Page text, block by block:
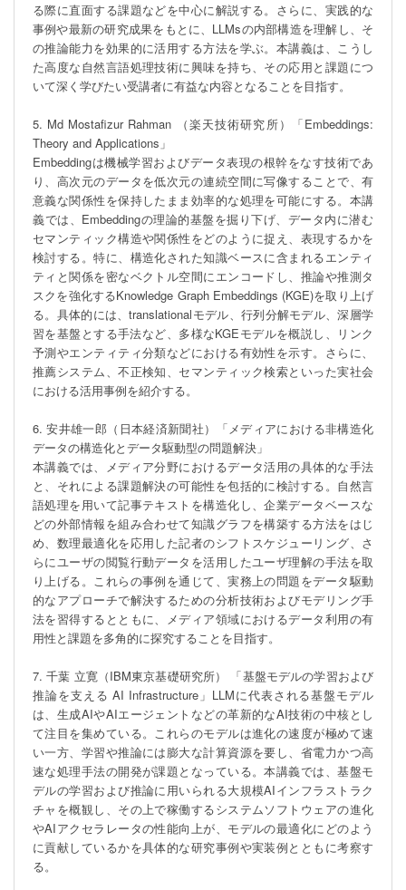
る際に直面する課題などを中心に解説する。さらに、実践的な
事例や最新の研究成果をもとに、LLMsの内部構造を理解し、そ
の推論能力を効果的に活用する方法を学ぶ。本講義は、こうし
た高度な自然言語処理技術に興味を持ち、その応用と課題につ
いて深く学びたい受講者に有益な内容となることを目指す。
5. Md Mostafizur Rahman （楽天技術研究所）「Embeddings:
Theory and Applications」
Embeddingは機械学習およびデータ表現の根幹をなす技術であ
り、高次元のデータを低次元の連続空間に写像することで、有
意義な関係性を保持したまま効率的な処理を可能にする。本講
義では、Embeddingの理論的基盤を掘り下げ、データ内に潜む
セマンティック構造や関係性をどのように捉え、表現するかを
検討する。特に、構造化された知識ベースに含まれるエンティ
ティと関係を密なベクトル空間にエンコードし、推論や推測タ
スクを強化するKnowledge Graph Embeddings (KGE)を取り上げ
る。具体的には、translationalモデル、行列分解モデル、深層学
習を基盤とする手法など、多様なKGEモデルを概説し、リンク
予測やエンティティ分類などにおける有効性を示す。さらに、
推薦システム、不正検知、セマンティック検索といった実社会
における活用事例を紹介する。
6. 安井雄一郎（日本経済新聞社）「メディアにおける非構造化
データの構造化とデータ駆動型の問題解決」
本講義では、メディア分野におけるデータ活用の具体的な手法
と、それによる課題解決の可能性を包括的に検討する。自然言
語処理を用いて記事テキストを構造化し、企業データベースな
どの外部情報を組み合わせて知識グラフを構築する方法をはじ
め、数理最適化を応用した記者のシフトスケジューリング、さ
らにユーザの閲覧行動データを活用したユーザ理解の手法を取
り上げる。これらの事例を通じて、実務上の問題をデータ駆動
的なアプローチで解決するための分析技術およびモデリング手
法を習得するとともに、メディア領域におけるデータ利用の有
用性と課題を多角的に探究することを目指す。
7. 千葉 立寛（IBM東京基礎研究所） 「基盤モデルの学習および
推論を支える AI Infrastructure」LLMに代表される基盤モデル
は、生成AIやAIエージェントなどの革新的なAI技術の中核とし
て注目を集めている。これらのモデルは進化の速度が極めて速
い一方、学習や推論には膨大な計算資源を要し、省電力かつ高
速な処理手法の開発が課題となっている。本講義では、基盤モ
デルの学習および推論に用いられる大規模AIインフラストラク
チャを概観し、その上で稼働するシステムソフトウェアの進化
やAIアクセラレータの性能向上が、モデルの最適化にどのよう
に貢献しているかを具体的な研究事例や実装例とともに考察す
る。